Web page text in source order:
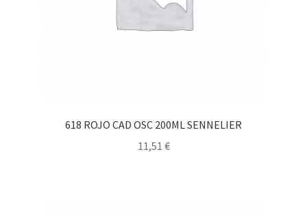
618 ROJO CAD OSC 200ML SENNELIER
11,51 €